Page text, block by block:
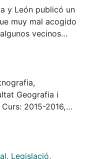
y León publicó un
muy mal acogido
vecinos
firmas en
y bajo el
con los
Valladolid, y
de la ley y el
sierra como
definitiva
adicionales, una
Geografia i
2015-2016,
, Legislació,